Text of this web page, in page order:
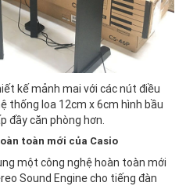
kế mảnh mai với các nút điều
thống loa 12cm x 6cm hình bầu
đầy căn phòng hơn.
toàn mới của Casio
một công nghệ hoàn toàn mới
Sound Engine cho tiếng đàn